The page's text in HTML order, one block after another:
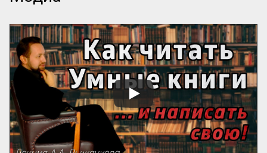
название! А ведь именно название, а
вовсе не содержание, приносит книге
успех! Кто думает иначе — пусть
проведет простой эксперимент: спросит
у кого угодно, какая книга более
знаменита: про черта в городе или про
джинна в деревне? Никто вам ничего
вразумительного не скажет. Но если
поставить вопрос иначе: какая книга
более знаменита: «‎Мастер и Маргарита»
или «...